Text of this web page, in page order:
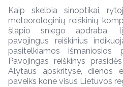
Kaip skelbia sinoptikai,
meteorologinių reiškinių
šlapio sniego apdraba,
pavojingus reiškinius
pasitelkiamos išmaniosios
Pavojingas reiškinys
Alytaus apskrityse, dienos
paveiks kone visus Lietuvos